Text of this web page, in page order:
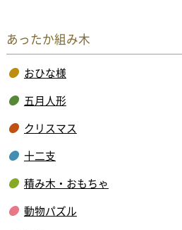
あったか組み木
おひな様
五月人形
クリスマス
十二支
積み木・おもちゃ
動物パズル